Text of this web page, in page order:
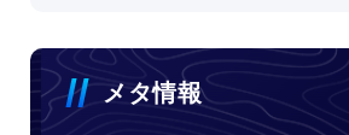
メタ情報